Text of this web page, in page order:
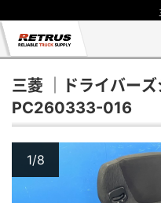
三菱 ｜ドライバーズ
PC260333-016
1/8